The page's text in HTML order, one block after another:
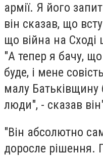
армії. Я його
він сказав, що
що війна на
"А тепер я бачу,
буде, і мене
малу Батьківщину
люди", - сказав
"Він абсолютно
доросле рішення.